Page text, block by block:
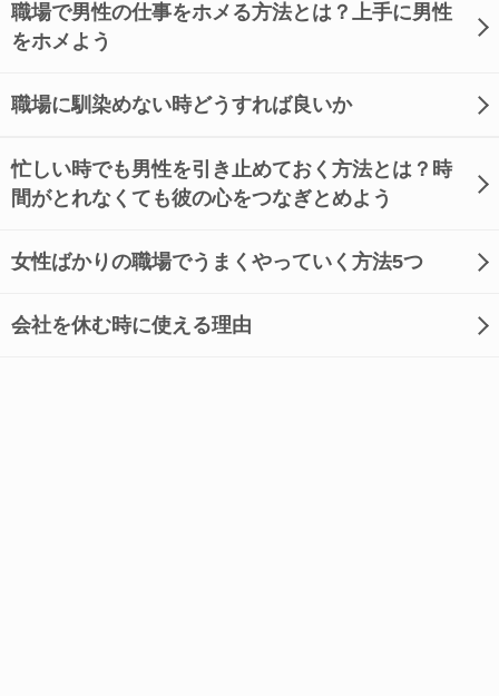
職場で男性の仕事をホメる方法とは？上手に男性
をホメよう
職場に馴染めない時どうすれば良いか
忙しい時でも男性を引き止めておく方法とは？時
間がとれなくても彼の心をつなぎとめよう
女性ばかりの職場でうまくやっていく方法5つ
会社を休む時に使える理由